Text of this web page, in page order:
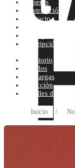
Géneros
Contratación
Contacto
Suscripción al
Escritorio
Pedidos
Descargas
Dirección
Detalles de la
Inicio /